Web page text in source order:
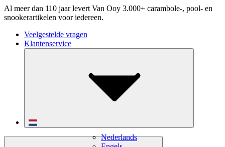
Al meer dan 110 jaar levert Van Ooy 3.000+ carambole-, pool- en
snookerartikelen voor iedereen.
Veelgestelde vragen
Klantenservice
Nederlands